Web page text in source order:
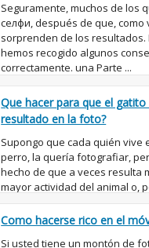
Seguramente, muchos de los
селфи, después de que, como
sorprenden de los
hemos recogido algunos
correctamente. una Parte ...
Que hacer para que el
resultado en la foto?
Supongo que cada quién vive
perro, la quería fotografiar,
hecho de que a veces resulta
mayor actividad del animal o,
absoluta indiferencia...
Como hacerse rico en el
Si usted tiene un montón de